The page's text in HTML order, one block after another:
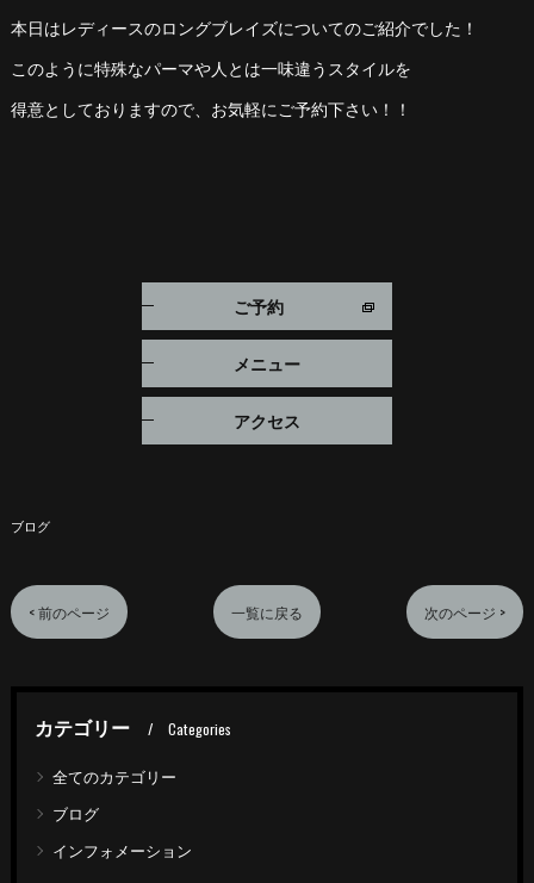
本日はレディースのロングブレイズについてのご紹介でした！
このように特殊なパーマや人とは一味違うスタイルを
得意としておりますので、お気軽にご予約下さい！！
ご予約
メニュー
アクセス
ブログ
< 前のページ 一覧に戻る 次のページ >
カテゴリー Categories
全てのカテゴリー
ブログ
インフォメーション